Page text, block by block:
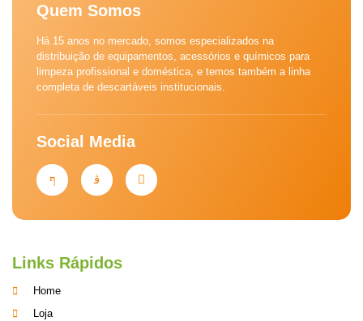
Quem Somos
Há 15 anos no mercado, somos especializados na
distribuição de equipamentos, acessórios e químicos para
limpeza profissional e doméstica, e temos também a linha
completa de descartáveis institucionais.
Social Media
Links Rápidos
Home
Loja